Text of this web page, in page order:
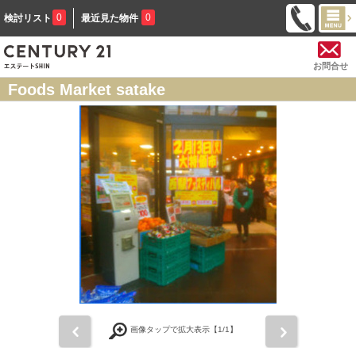
検討リスト 0 最近見た物件 0
お問合せ
Foods Market satake
画像タップで拡大表示【1/1】